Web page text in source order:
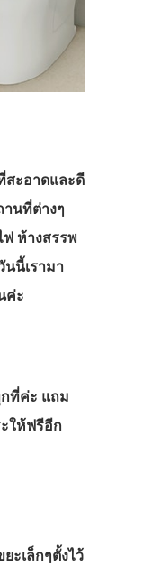
ะอาดและดี
นที่ต่างๆ
ห้างสรรพ
นนี้เรามา
ค่ะ
ที่ค่ะ แถม
ให้ฟรีอีก
ะเล็กๆตั้งไว้